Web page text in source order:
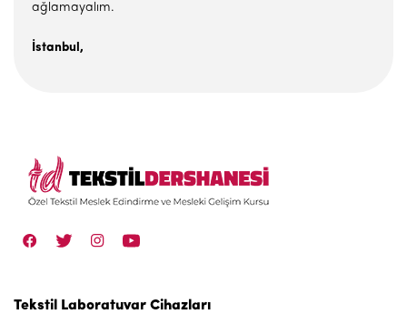
ağlamayalım.
İstanbul,
Tekstil Laboratuvar Cihazları